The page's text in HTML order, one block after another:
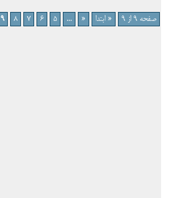
صفحه 9 از 9 « ابتدا «
...
5
6
7
8
9